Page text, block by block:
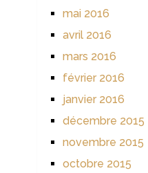
mai 2016
avril 2016
mars 2016
février 2016
janvier 2016
décembre 2015
novembre 2015
octobre 2015